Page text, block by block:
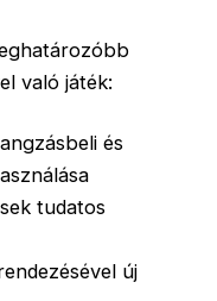
való játék:
és
tudatos
új